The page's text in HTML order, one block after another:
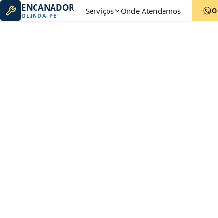
ENCANADOR
OLINDA-PE Serviços Onde Atendemos